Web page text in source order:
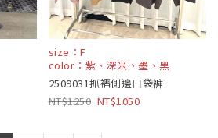
size：F
color：紫、深米、墨、黑
2509031抓褶側邊口袋褲
1250
1050